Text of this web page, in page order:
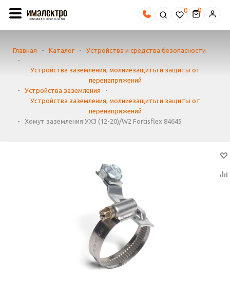
0
Главная - Каталог -
Устройства и средства безопасности
-
Устройства заземления, молниезащиты и защиты от
перенапряжений
-
Устройства заземления
-
Устройства заземления, молниезащиты и защиты от
перенапряжений
-
Хомут заземления УХЗ (12-20)/W2 Fortisflex 84645